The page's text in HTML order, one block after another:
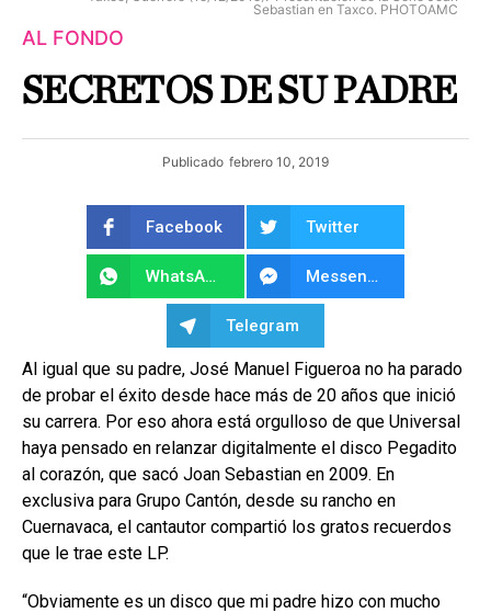
Sebastian en Taxco. PHOTOAMC
AL FONDO
SECRETOS DE SU PADRE
Publicado febrero 10, 2019
Facebook Twitter
WhatsApp Messenger
Telegram
Al igual que su padre, José Manuel Figueroa no ha parado
de probar el éxito desde hace más de 20 años que inició
su carrera. Por eso ahora está orgulloso de que Universal
haya pensado en relanzar digitalmente el disco Pegadito
al corazón, que sacó Joan Sebastian en 2009. En
exclusiva para Grupo Cantón, desde su rancho en
Cuernavaca, el cantautor compartió los gratos recuerdos
que le trae este LP.
“Obviamente es un disco que mi padre hizo con mucho